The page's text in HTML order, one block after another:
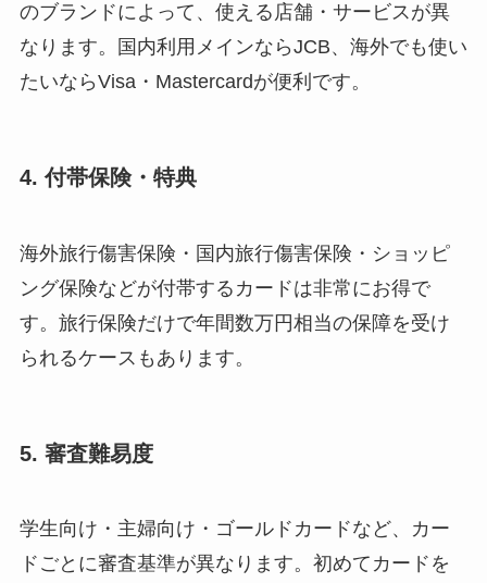
のブランドによって、使える店舗・サービスが異
なります。国内利用メインならJCB、海外でも使い
たいならVisa・Mastercardが便利です。
4. 付帯保険・特典
海外旅行傷害保険・国内旅行傷害保険・ショッピ
ング保険などが付帯するカードは非常にお得で
す。旅行保険だけで年間数万円相当の保障を受け
られるケースもあります。
5. 審査難易度
学生向け・主婦向け・ゴールドカードなど、カー
ドごとに審査基準が異なります。初めてカードを